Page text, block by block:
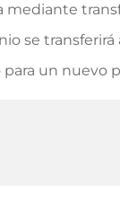
se
un nuevo
le informará